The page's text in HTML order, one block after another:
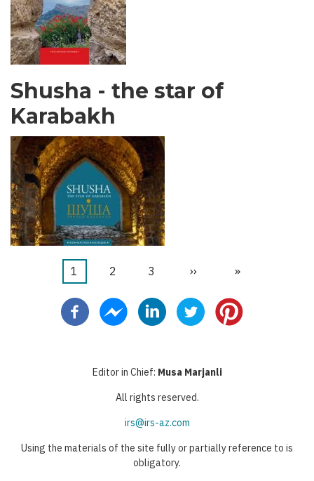
Shusha - the star of
Karabakh
Pagination
Şu
kullanılan
1 Sayfa
2 Sayfa
3
Sonraki
››
Last
»
Editor in Chief: Musa Marjanli
All rights reserved.
irs@irs-az.com
Using the materials of the site fully or partially reference to is
obligatory.